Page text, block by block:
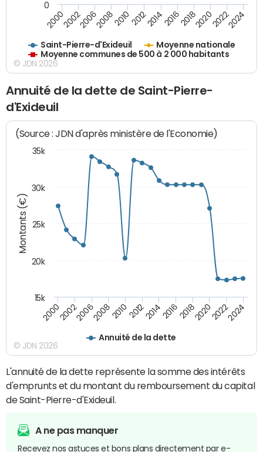
Saint-Pierre-d'Exideuil
Moyenne nationale
Moyenne communes de 500 à 2 000 habitants
200020022006200820102012201420162018202020222024
0
© JDN 2026
Annuité de la dette de Saint-Pierre-
d'Exideuil
Montants (€)
(Source : JDN d'après ministère de l'Economie)
Annuité de la dette
200020022006200820102012201420162018202020222024
15k
20k
25k
30k
35k
© JDN 2026
L'annuité de la dette représente la somme des intérêts
d'emprunts et du montant du remboursement du capital
de Saint-Pierre-d'Exideuil.
A ne pas manquer
Recevez nos astuces et bons plans directement par e-